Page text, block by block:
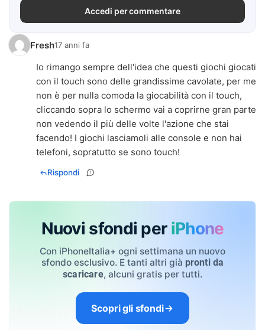
Accedi per commentare
Fresh17 anni fa
Io rimango sempre dell'idea che questi giochi giocati
con il touch sono delle grandissime cavolate, per me
non è per nulla comoda la giocabilità con il touch,
cliccando sopra lo schermo vai a coprirne gran parte
non vedendo il più delle volte l'azione che stai
facendo! I giochi lasciamoli alle console e non hai
telefoni, sopratutto se sono touch!
Rispondi
Nuovi sfondi per iPhone
Con iPhoneItalia+ ogni settimana un nuovo
sfondo esclusivo. E tanti altri già pronti da
scaricare, alcuni gratis per tutti.
Scopri gli sfondi